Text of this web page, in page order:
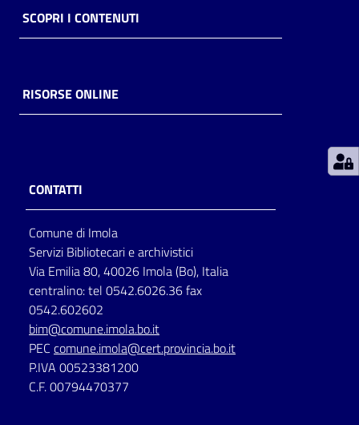
Casa
Piani
storico
per
lettura
Seguici
su
SCOPRI I CONTENUTI
RISORSE ONLINE
CONTATTI
Comune di Imola
Servizi Bibliotecari e archivistici
Via Emilia 80, 40026 Imola (Bo), Italia
centralino: tel 0542.6026.36 fax
0542.602602
bim@comune.imola.bo.it
PEC comune.imola@cert.provincia.bo.it
P.IVA 00523381200
C.F. 00794470377